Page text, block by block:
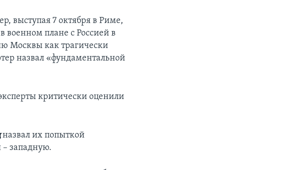
выступая 7 октября в Риме,
военном плане с Россией в
Москвы как трагически
назвал «фундаментальной
критически оценили
назвал их попыткой
– западную.